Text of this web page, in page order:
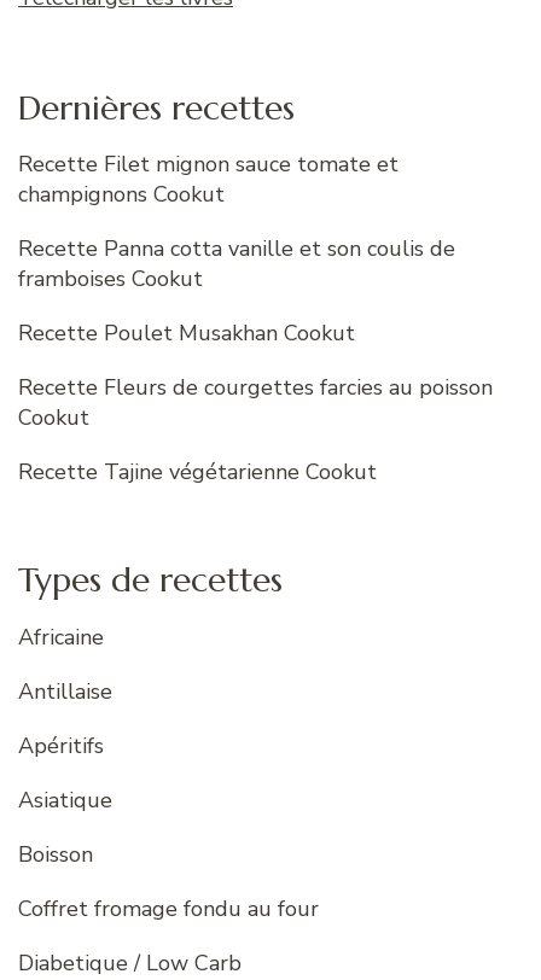
Dernières recettes
Recette Filet mignon sauce tomate et
champignons Cookut
Recette Panna cotta vanille et son coulis de
framboises Cookut
Recette Poulet Musakhan Cookut
Recette Fleurs de courgettes farcies au poisson
Cookut
Recette Tajine végétarienne Cookut
Types de recettes
Africaine
Antillaise
Apéritifs
Asiatique
Boisson
Coffret fromage fondu au four
Diabetique / Low Carb